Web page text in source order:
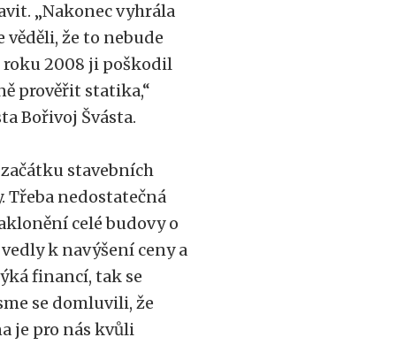
„Nakonec vyhrála
že to nebude
roku 2008 ji poškodil
prověřit statika,“
Bořivoj Švásta.
stavebních
Třeba nedostatečná
celé budovy o
k navýšení ceny a
financí, tak se
se domluvili, že
je pro nás kvůli